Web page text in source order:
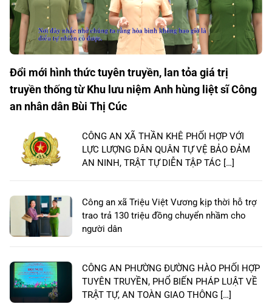
Đổi mới hình thức tuyên truyền, lan tỏa giá trị
truyền thống từ Khu lưu niệm Anh hùng liệt sĩ Công
an nhân dân Bùi Thị Cúc
CÔNG AN XÃ THẦN KHÊ PHỐI HỢP VỚI
LỰC LƯỢNG DÂN QUÂN TỰ VỆ BẢO ĐẢM
AN NINH, TRẬT TỰ DIỄN TẬP TÁC […]
Công an xã Triệu Việt Vương kịp thời hỗ trợ
trao trả 130 triệu đồng chuyển nhầm cho
người dân
CÔNG AN PHƯỜNG ĐƯỜNG HÀO PHỐI HỢP
TUYÊN TRUYỀN, PHỔ BIẾN PHÁP LUẬT VỀ
TRẬT TỰ, AN TOÀN GIAO THÔNG […]